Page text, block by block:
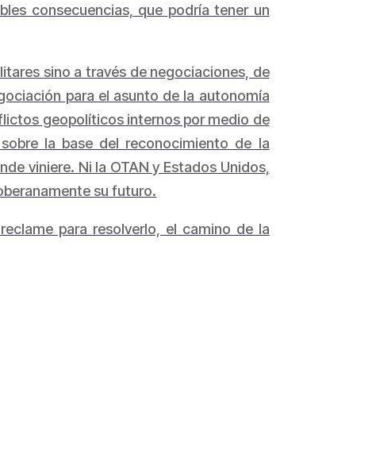
consecuencias, que podría tener un
sino a través de negociaciones, de
para el asunto de la autonomía
geopolíticos internos por medio de
la base del reconocimiento de la
viniere. Ni la OTAN y Estados Unidos,
su futuro.
para resolverlo, el camino de la